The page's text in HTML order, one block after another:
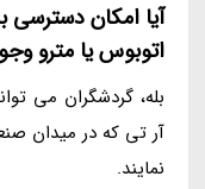
آیا امکان دسترسی
اتوبوس یا مترو
بله، گردشگران می
نمایند.